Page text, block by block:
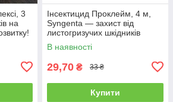
3
на
Інсектицид Проклейм, 4 м,
Syngenta — захист від
листогризучих шкідників
В наявності
29,70 ₴ 33 ₴
Купити